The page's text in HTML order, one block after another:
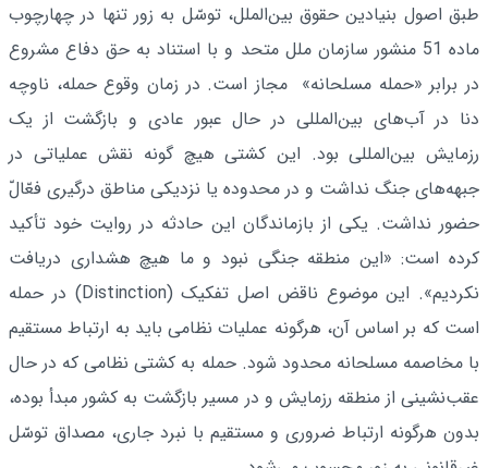
طبق اصول بنیادین حقوق بین‌الملل، توسّل به زور تنها در چهارچوب
ماده 51 منشور سازمان ملل متحد و با استناد به حق دفاع مشروع
در برابر «حمله مسلحانه» مجاز است. در زمان وقوع حمله، ناوچه
دنا در آب‌های بین‌المللی در حال عبور عادی و بازگشت از یک
رزمایش بین‌المللی بود. این کشتی هیچ گونه نقش عملیاتی در
جبهه‌های جنگ نداشت و در محدوده یا نزدیکی مناطق درگیری فعّالّ
حضور نداشت. یکی از بازماندگان این حادثه در روایت خود تأکید
کرده است: «این منطقه جنگی نبود و ما هیچ هشداری دریافت
نکردیم». این موضوع ناقض اصل تفکیک (Distinction) در حمله
است که بر اساس آن، هرگونه عملیات نظامی باید به ارتباط مستقیم
با مخاصمه مسلحانه محدود شود. حمله به کشتی نظامی که در حال
عقب‌نشینی از منطقه رزمایش و در مسیر بازگشت به کشور مبدأ بوده،
بدون هرگونه ارتباط ضروری و مستقیم با نبرد جاری، مصداق توسّل